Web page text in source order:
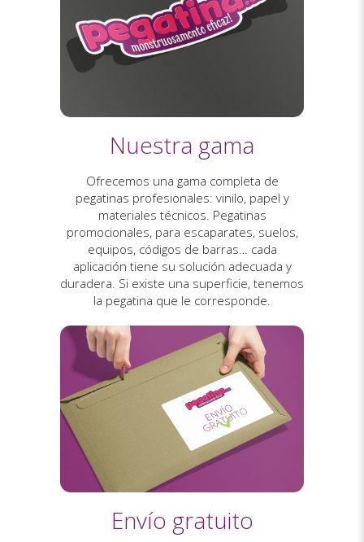
Nuestra gama
Ofrecemos una gama completa de
pegatinas profesionales: vinilo, papel y
materiales técnicos. Pegatinas
promocionales, para escaparates, suelos,
equipos, códigos de barras… cada
aplicación tiene su solución adecuada y
duradera. Si existe una superficie, tenemos
la pegatina que le corresponde.
Envío gratuito